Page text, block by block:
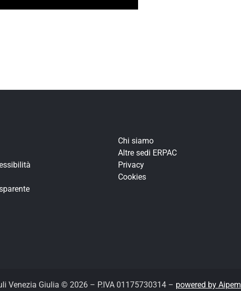
Chi siamo
Altre sedi ERPAC
Privacy
Cookies
Venezia Giulia © 2026 – P.IVA 01175730314 – powered by Aipem